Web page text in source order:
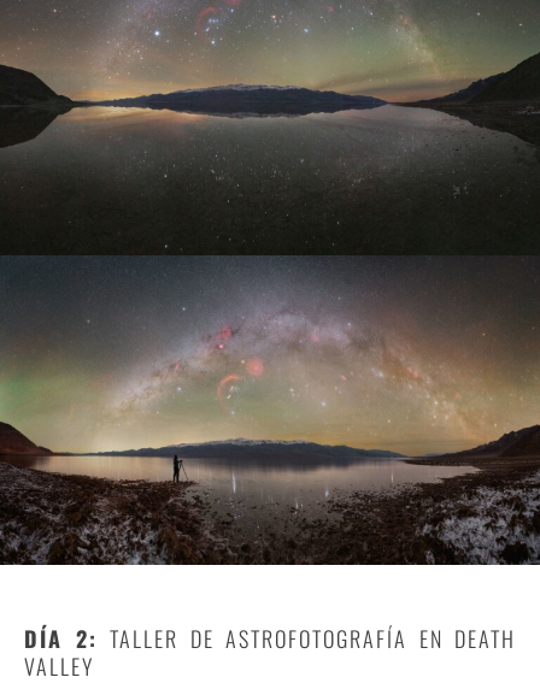
DÍA 2: TALLER DE ASTROFOTOGRAFÍA EN DEATH
VALLEY